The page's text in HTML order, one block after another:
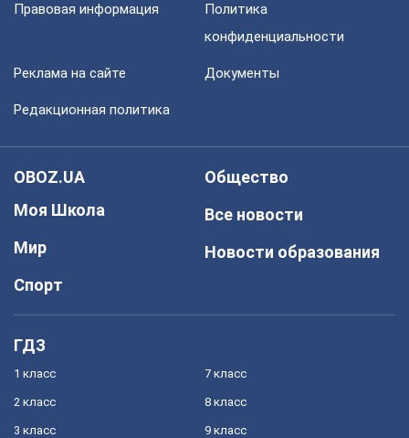
Правовая информация
Политика
конфиденциальности
Реклама на сайте Документы
Редакционная политика
OBOZ.UA
Моя Школа
Мир
Спорт
Общество
Все новости
Новости образования
ГДЗ
1 класс
2 класс
3 класс
7 класс
8 класс
9 класс